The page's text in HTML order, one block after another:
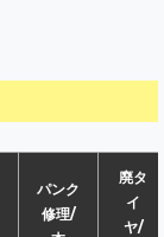
パンク
修理/
廃タ
イ
ヤ/